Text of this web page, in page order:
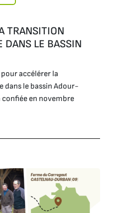
TRANSITION
DANS LE BASSIN
accélérer la
dans le bassin Adour-
confiée en novembre